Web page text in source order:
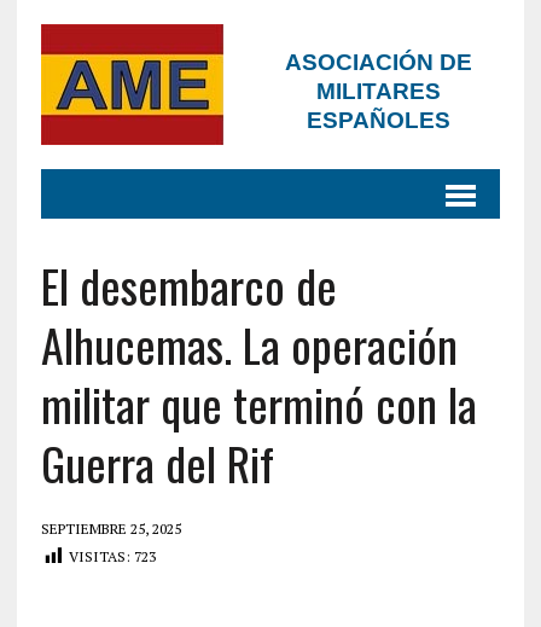
ASOCIACIÓN DE
MILITARES
ESPAÑOLES
El desembarco de
Alhucemas. La operación
militar que terminó con la
Guerra del Rif
SEPTIEMBRE 25, 2025
VISITAS: 723